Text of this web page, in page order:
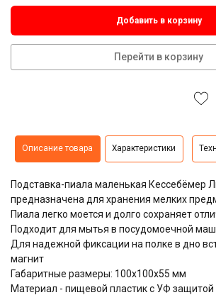
Добавить в корзину
Перейти в корзину
Описание товара Характеристики
Подставка-пиала маленькая Кессебёмер
предназначена для хранения мелких
Пиала легко моется и долго сохраняет
Подходит для мытья в посудомоечной
Для надежной фиксации на полке в дно
магнит
Габаритные размеры: 100х100х55 мм
Материал - пищевой пластик с УФ защитой